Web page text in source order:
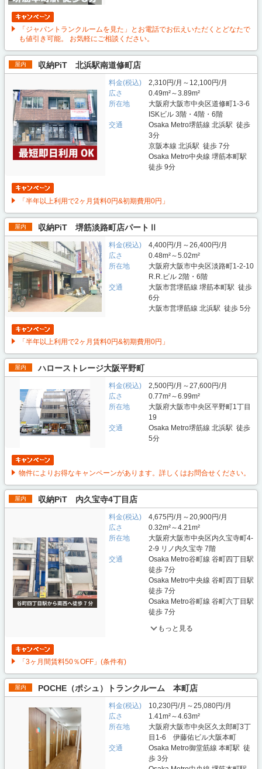
「ジャパントランクルームを見た」とお電話でお伝えいただくとどなたで
も値引き可能。 お気軽にご相談ください。
屋内 収納PiT 北浜駅南道修町店
料金(税込)
2,310円/月～12,100円/月
広さ
0.49m²～3.89m²
所在地
大阪府大阪市中央区道修町1-3-6
ISKビル 3階・4階・6階
交通
Osaka Metro堺筋線 北浜駅 徒歩
3分
京阪本線 北浜駅 徒歩 7分
Osaka Metro中央線 堺筋本町駅
徒歩 9分
「半年以上利用で2ヶ月賃料0円&初期費用0円」
屋内 収納PiT 堺筋淡路町店パートⅡ
料金(税込)
4,400円/月～26,400円/月
広さ
0.48m²～5.02m²
所在地
大阪府大阪市中央区淡路町1-2-10
R.R.ビル 2階・6階
交通
大阪市営堺筋線 堺筋本町駅 徒歩
6分
大阪市営堺筋線 北浜駅 徒歩 5分
「半年以上利用で2ヶ月賃料0円&初期費用0円」
屋内 ハローストレージ大阪平野町
料金(税込)
2,500円/月～27,600円/月
広さ
0.77m²～6.99m²
所在地
大阪府大阪市中央区平野町1丁目
19
交通
Osaka Metro堺筋線 北浜駅 徒歩
5分
物件によりお得なキャンペーンがあります。詳しくはお問合せください。
屋内 収納PiT 内久宝寺4丁目店
料金(税込)
4,675円/月～20,900円/月
広さ
0.32m²～4.21m²
所在地
大阪府大阪市中央区内久宝寺町4-
2-9 リノ内久宝寺 7階
交通
Osaka Metro谷町線 谷町四丁目駅
徒歩 7分
Osaka Metro中央線 谷町四丁目駅
徒歩 7分
Osaka Metro谷町線 谷町六丁目駅
徒歩 7分
もっと見る
「3ヶ月間賃料50％OFF」(条件有)
屋内 POCHE（ポシュ）トランクルーム 本町店
料金(税込)
10,230円/月～25,080円/月
広さ
1.41m²～4.63m²
所在地
大阪府大阪市中央区久太郎町3丁
目1-6 伊藤佑ビル大阪本町
交通
Osaka Metro御堂筋線 本町駅 徒
歩 3分